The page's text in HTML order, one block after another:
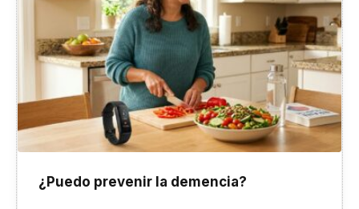
¿Puedo prevenir la demencia?